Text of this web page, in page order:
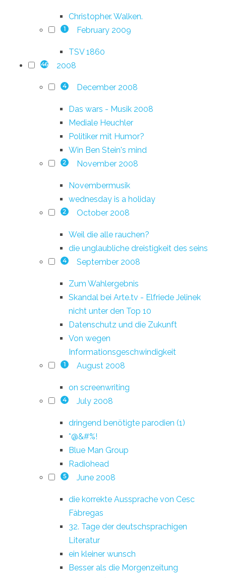
Christopher. Walken.
1 February 2009
TSV 1860
46 2008
4 December 2008
Das wars - Musik 2008
Mediale Heuchler
Politiker mit Humor?
Win Ben Stein's mind
2 November 2008
Novembermusik
wednesday is a holiday
2 October 2008
Weil die alle rauchen?
die unglaubliche dreistigkeit des seins
4 September 2008
Zum Wahlergebnis
Skandal bei Arte.tv - Elfriede Jelinek
nicht unter den Top 10
Datenschutz und die Zukunft
Von wegen
Informationsgeschwindigkeit
1 August 2008
on screenwriting
4 July 2008
dringend benötigte parodien (1)
*@&#%!
Blue Man Group
Radiohead
5 June 2008
die korrekte Aussprache von Cesc
Fàbregas
32. Tage der deutschsprachigen
Literatur
ein kleiner wunsch
Besser als die Morgenzeitung